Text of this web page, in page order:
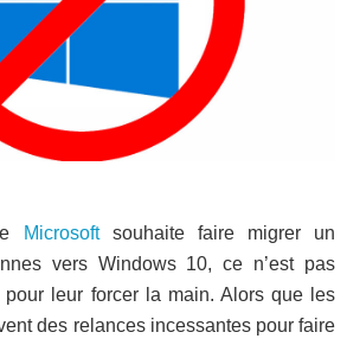
Microsoftsouhaite faire migrer un
vers Windows 10, ce n’est pas
leur forcer la main. Alors que les
des relances incessantes pour faire